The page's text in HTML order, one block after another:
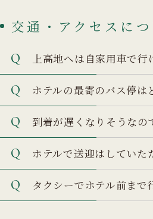
交通・アクセスにつ
上高地へは自家用車で行
ホテルの最寄のバス停は
到着が遅くなりそうなの
ホテルで送迎はしていた
タクシーでホテル前まで